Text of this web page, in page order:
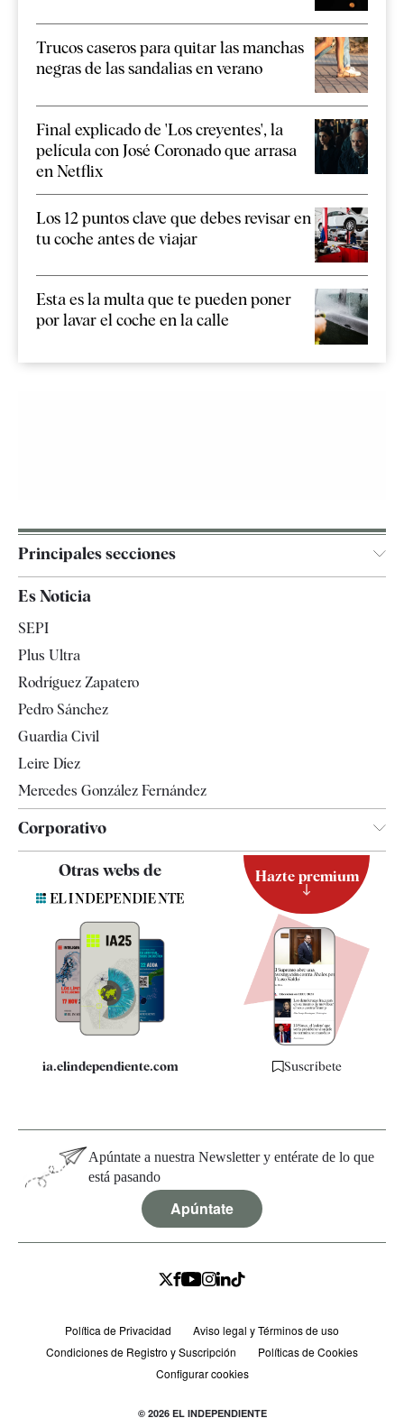
Trucos caseros para quitar las manchas
negras de las sandalias en verano
Final explicado de 'Los creyentes', la
película con José Coronado que arrasa
en Netflix
Los 12 puntos clave que debes revisar en
tu coche antes de viajar
Esta es la multa que te pueden poner
por lavar el coche en la calle
Principales secciones
España
Televisión
Es Noticia
SEPI
Plus Ultra
Rodríguez Zapatero
Pedro Sánchez
Guardia Civil
Leire Díez
Mercedes González Fernández
Corporativo
Contacto
Quiénes somos
Especificaciones
Otras webs de
ia.elindependiente.com
Hazte premium
Suscríbete
Apúntate a nuestra Newsletter y entérate de lo que
está pasando
Apúntate
Política de Privacidad
Aviso legal y Términos de uso
Condiciones de Registro y Suscripción
Políticas de Cookies
Configurar cookies
© 2026 EL INDEPENDIENTE